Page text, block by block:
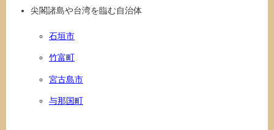
尖閣諸島や台湾を臨む自治体
石垣市
竹富町
宮古島市
与那国町